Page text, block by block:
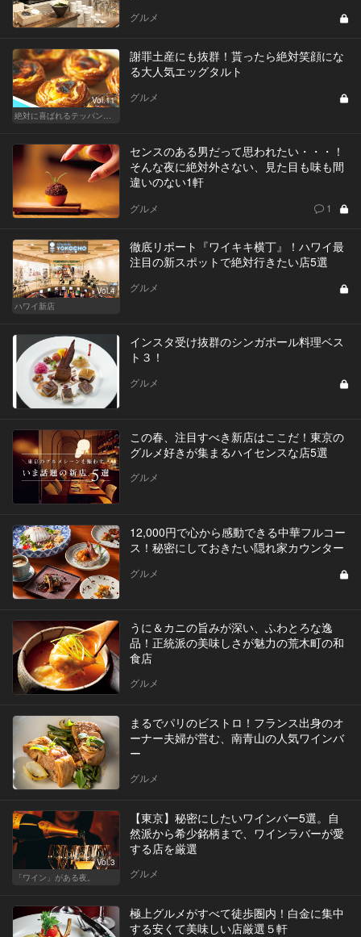
グルメ
Vol.11
謝罪土産にも抜群！貰ったら絶対笑顔にな
る大人気エッグタルト
グルメ
センスのある男だって思われたい・・・！
そんな夜に絶対外さない、見た目も味も間
違いのない1軒
グルメ 1
Vol.4
ハワイ新店
徹底リポート『ワイキキ横丁』！ハワイ最
注目の新スポットで絶対行きたい店5選
グルメ
インスタ受け抜群のシンガポール料理ベス
ト３！
グルメ
この春、注目すべき新店はここだ！東京の
グルメ好きが集まるハイセンスな店5選
グルメ
12,000円で心から感動できる中華フルコー
ス！秘密にしておきたい隠れ家カウンター
グルメ
うに＆カニの旨みが深い、ふわとろな逸
品！正統派の美味しさが魅力の荒木町の和
食店
グルメ
まるでパリのビストロ！フランス出身のオ
ーナー夫婦が営む、南青山の人気ワインバ
ー
グルメ
Vol.3
「ワイン」がある夜。
【東京】秘密にしたいワインバー5選。自
然派から希少銘柄まで、ワインラバーが愛
する店を厳選
グルメ
極上グルメがすべて徒歩圏内！白金に集中
する安くて美味しい店厳選５軒